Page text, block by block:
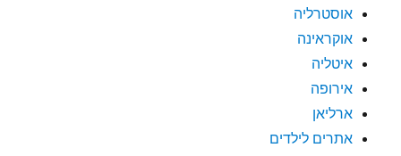
אוסטרליה
אוקראינה
איטליה
אירופה
ארליאן
אתרים לילדים